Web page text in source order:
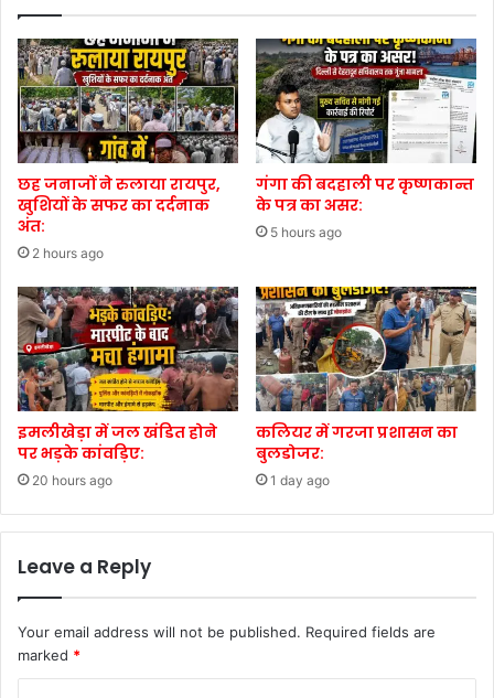
छह जनाजों ने रुलाया रायपुर,
खुशियों के सफर का दर्दनाक
अंत:
2 hours ago
गंगा की बदहाली पर कृष्णकान्त
के पत्र का असर:
5 hours ago
इमलीखेड़ा में जल खंडित होने
पर भड़के कांवड़िए:
20 hours ago
कलियर में गरजा प्रशासन का
बुलडोजर:
1 day ago
Leave a Reply
Your email address will not be published. Required fields are
marked *